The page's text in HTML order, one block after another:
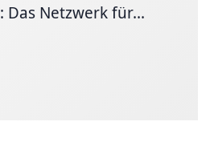
Das Netzwerk für...